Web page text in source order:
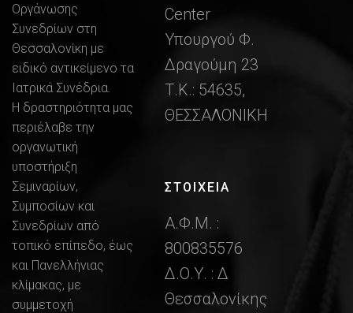
Οργάνωσης
Συνεδρίων στη
Θεσσαλονίκη με
ειδικό αντικείμενο τα
Ιατρικά Συνέδρια.
Η δραστηριότητα μας
περιέλαβε την
οργανωτική
υποστήριξη
Σεμιναρίων,
Συμποσίων και
Συνεδρίων από
τοπικό επίπεδο, έως
και Πανελλήνιας
κλίμακας, με
συμμετοχή
Center
Υπουργού Φ.
Δραγούμη 23
Τ.Κ.: 54635,
ΘΕΣΣΑΛΟΝΙΚΗ
ΣΤΟΙΧΕΙΑ
Α.Φ.Μ. :
800835576
Δ.Ο.Υ. : Δ
Θεσσαλονίκης